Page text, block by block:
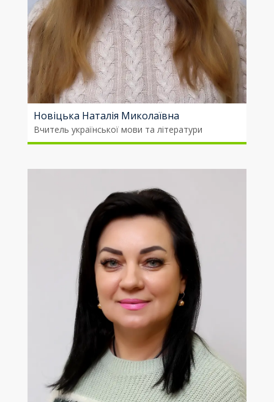
Новіцька Наталія Миколаївна
Вчитель української мови та літератури